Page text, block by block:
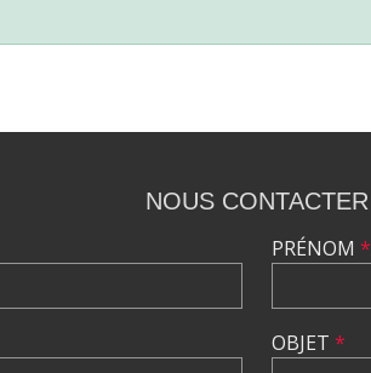
NOUS CONTACTER
PRÉNOM *
OBJET *